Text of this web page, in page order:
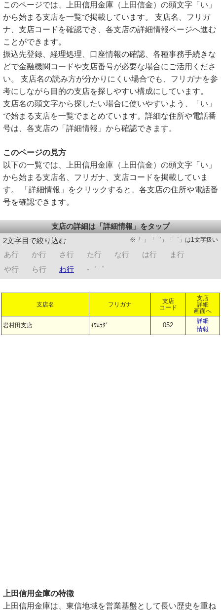
このページでは、上田信用金庫（上田信金）の頭文字「い」
から始まる支店を一覧で掲載しています。 支店名、フリガ
ナ、支店コードを確認でき、各支店の詳細情報ページへ進む
ことができます。
振込先登録、経理処理、口座情報の確認、各種事務手続きな
どで金融機関コードや支店番号が必要な場合にご活用くださ
い。 支店名の読み方が分かりにくい場合でも、フリガナを参
考にしながら目的の支店を探しやすい構成にしています。
支店名の頭文字から探したい場合に使いやすいよう、「い」
で始まる支店を一覧でまとめています。詳細な住所や電話番
号は、各支店の「詳細情報」から確認できます。
このページの見方
以下の一覧では、上田信用金庫（上田信金）の頭文字「い」
から始まる支店名、フリガナ、支店コードを掲載していま
す。 「詳細情報」をクリックすると、各支店の住所や電話番
号を確認できます。
支店の詳細は「詳細情報」をタップ
2文字目で絞り込む
※「-」「゛」「゜」は1文字扱い
あ行 か行 さ行 た行 な行 は行
ま行
や行
ら行 わ行 -゛゜
支店名 フリガナ
支店
コード
支店
詳細
画面へ
岩村田支店 ｲﾜﾑﾗﾀﾞ 052
詳細
情報
上田信用金庫の特徴
上田信用金庫は、東信地域を営業基盤として長い歴史を重ね